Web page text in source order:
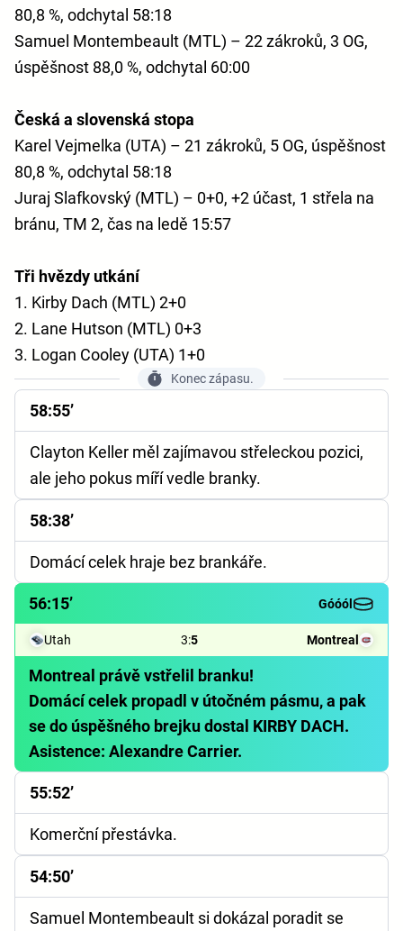
80,8 %, odchytal 58:18
Samuel Montembeault (MTL) – 22 zákroků, 3 OG,
úspěšnost 88,0 %, odchytal 60:00
Česká a slovenská stopa
Karel Vejmelka (UTA) – 21 zákroků, 5 OG, úspěšnost
80,8 %, odchytal 58:18
Juraj Slafkovský (MTL) – 0+0, +2 účast, 1 střela na
bránu, TM 2, čas na ledě 15:57
Tři hvězdy utkání
1. Kirby Dach (MTL) 2+0
2. Lane Hutson (MTL) 0+3
3. Logan Cooley (UTA) 1+0
Konec zápasu.
58:55’
Clayton Keller měl zajímavou střeleckou pozici,
ale jeho pokus míří vedle branky.
58:38’
Domácí celek hraje bez brankáře.
56:15’ Góóól
Utah 3:5 Montreal
Montreal právě vstřelil branku!
Domácí celek propadl v útočném pásmu, a pak
se do úspěšného brejku dostal KIRBY DACH.
Asistence: Alexandre Carrier.
55:52’
Komerční přestávka.
54:50’
Samuel Montembeault si dokázal poradit se